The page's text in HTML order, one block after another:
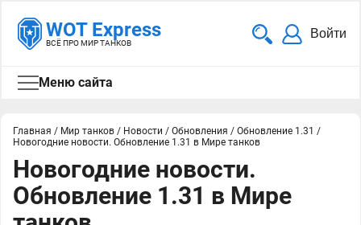
WOT Express
ВСЁ ПРО МИР ТАНКОВ
Войти
Меню сайта
Главная / Мир танков / Новости / Обновления / Обновление 1.31 /
Новогодние новости. Обновление 1.31 в Мире танков
Новогодние новости.
Обновление 1.31 в Мире